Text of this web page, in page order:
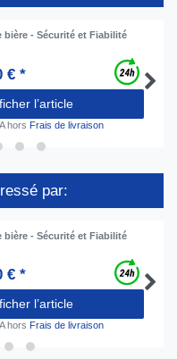
bière - Sécurité et Fiabilité
€ *
l’article
hors Frais de livraison
par:
bière - Sécurité et Fiabilité
€ *
l’article
hors Frais de livraison